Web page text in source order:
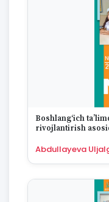
Boshlang‘ich
rivojlantirish
Abdullayeva